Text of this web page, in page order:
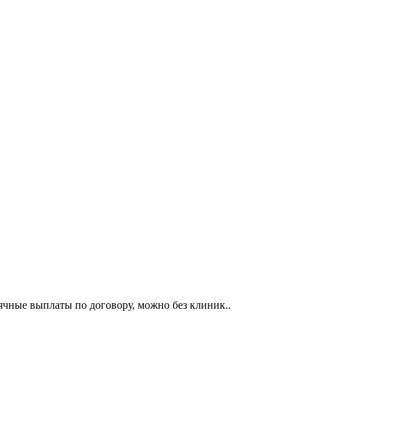
выплаты по договору, можно без клиник..